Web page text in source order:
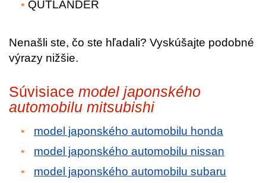
QUTLANDER
Nenašli ste, čo ste hľadali? Vyskúšajte podobné
výrazy nižšie.
Súvisiace model japonského
automobilu mitsubishi
model japonského automobilu honda
model japonského automobilu nissan
model japonského automobilu subaru